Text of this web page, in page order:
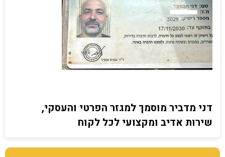
דני מדביר מוסמך למגזר הפרטי והעסקי,
שירות אדיב ומקצועי לכל לקוח